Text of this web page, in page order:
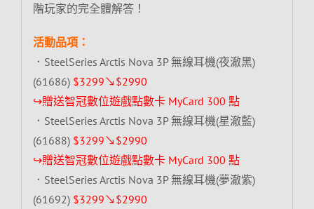
階玩家的完全體解答！
活動品項：
．SteelSeries Arctis Nova 3P 無線耳機(夜澈黑)
(61686) $3299↘$2990
↪贈送智冠數位遊戲點數卡 MyCard 300 點
．SteelSeries Arctis Nova 3P 無線耳機(星澈藍)
(61688) $3299↘$2990
↪贈送智冠數位遊戲點數卡 MyCard 300 點
．SteelSeries Arctis Nova 3P 無線耳機(夢澈紫)
(61692) $3299↘$2990